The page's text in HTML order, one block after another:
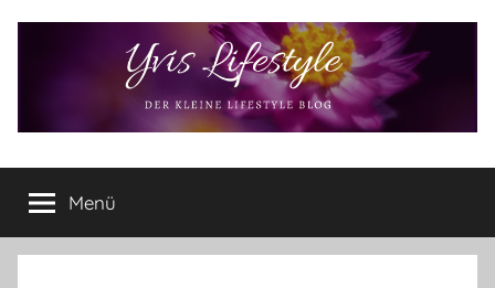
Yvis
Lifestyle
Lifestyle
Blog
–
Menü